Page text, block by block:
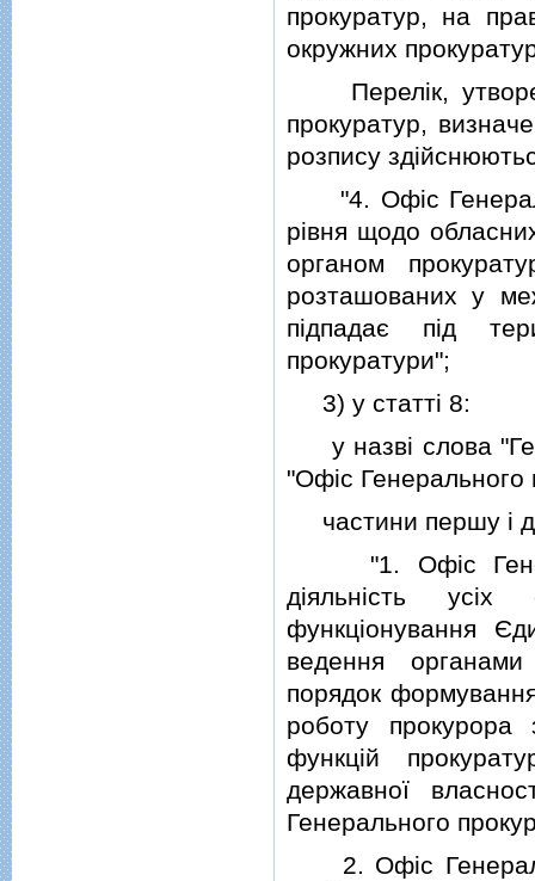
прокуратур, на
окружних
Перелiк,
прокуратур,
розпису
"4. Офiс
рiвня щодо
органом
розташованих у
пiдпадає пiд
прокуратури";
3) у статтi 8:
у назвi слова
"Офiс Генерального
частини першу i
"1. Офiс
дiяльнiсть усiх
функцiонування
ведення
порядок
роботу прокурора
функцiй
державної
Генерального
2. Офiс